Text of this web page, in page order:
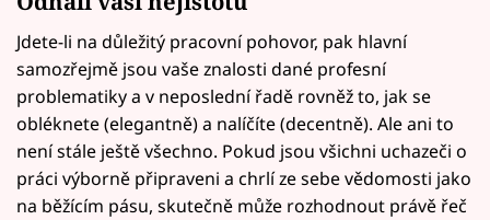
Jdete-li na důležitý pracovní pohovor, pak hlavní
samozřejmě jsou vaše znalosti dané profesní
problematiky a v neposlední řadě rovněž to, jak se
obléknete (elegantně) a nalíčíte (decentně). Ale ani to
není stále ještě všechno. Pokud jsou všichni uchazeči o
práci výborně připraveni a chrlí ze sebe vědomosti jako
na běžícím pásu, skutečně může rozhodnout právě řeč